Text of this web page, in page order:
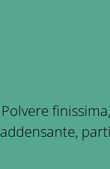
Polvere
addensante,